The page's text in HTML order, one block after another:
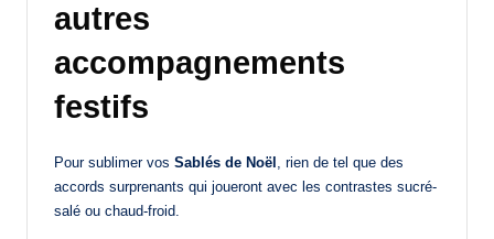
autres
accompagnements
festifs
Pour sublimer vos Sablés de Noël , rien de tel que des
accords surprenants qui joueront avec les contrastes sucré-
salé ou chaud-froid.